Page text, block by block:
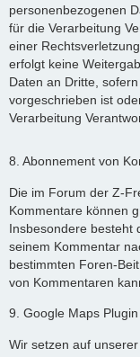
personenbezogenen
für die Verarbeitung
einer
erfolgt keine
Daten an Dritte,
vorgeschrieben ist
Verarbeitung
8. Abonnement von
Die im Forum der Z-
Kommentare können
Insbesondere besteht
seinem Kommentar
bestimmten Foren-
von Kommentaren
9. Google Maps Plugin
Wir setzen auf